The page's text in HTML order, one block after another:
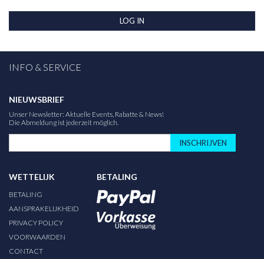
LOG IN
INFO & SERVICE
NIEUWSBRIEF
Unser Newsletter: Aktuelle Events, Rabatte & News!
Die Abmeldung ist jederzeit möglich.
INSCHRIJVEN
WETTELIJK
BETALING
AANSPRAKELIJKHEID
PRIVACY POLICY
VOORWAARDEN
CONTACT
BETALING